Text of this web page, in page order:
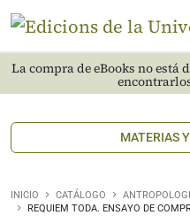
La compra de eBooks no
MATERIAS
INICIO CATÁLOGO
REQUIEM TODA. ENSAYO DE